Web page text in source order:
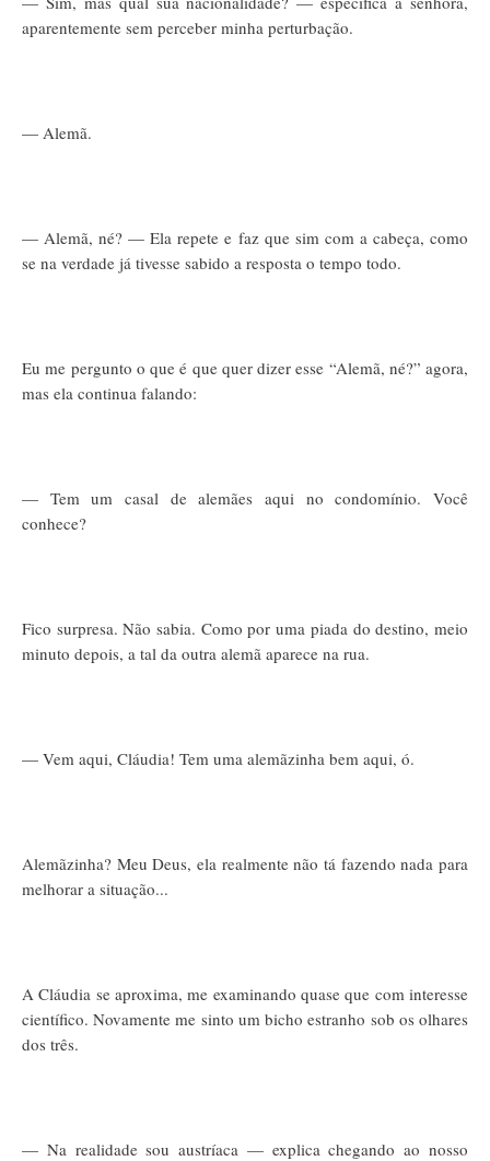
aparentemente sem perceber minha perturbação.
— Alemã.
— Alemã, né? — Ela repete e faz que sim com a cabeça, como
se na verdade já tivesse sabido a resposta o tempo todo.
Eu me pergunto o que é que quer dizer esse “Alemã, né?” agora,
mas ela continua falando:
— Tem um casal de alemães aqui no condomínio. Você
conhece?
Fico surpresa. Não sabia. Como por uma piada do destino, meio
minuto depois, a tal da outra alemã aparece na rua.
— Vem aqui, Cláudia! Tem uma alemãzinha bem aqui, ó.
Alemãzinha? Meu Deus, ela realmente não tá fazendo nada para
melhorar a situação...
A Cláudia se aproxima, me examinando quase que com interesse
científico. Novamente me sinto um bicho estranho sob os olhares
dos três.
— Na realidade sou austríaca — explica chegando ao nosso